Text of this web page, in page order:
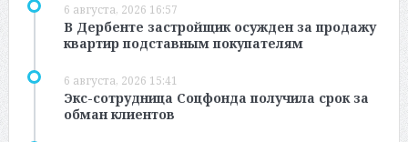
6 августа, 2026 16:57
В Дербенте застройщик осужден за продажу
квартир подставным покупателям
6 августа, 2026 15:41
Экс-сотрудница Соцфонда получила срок за
обман клиентов